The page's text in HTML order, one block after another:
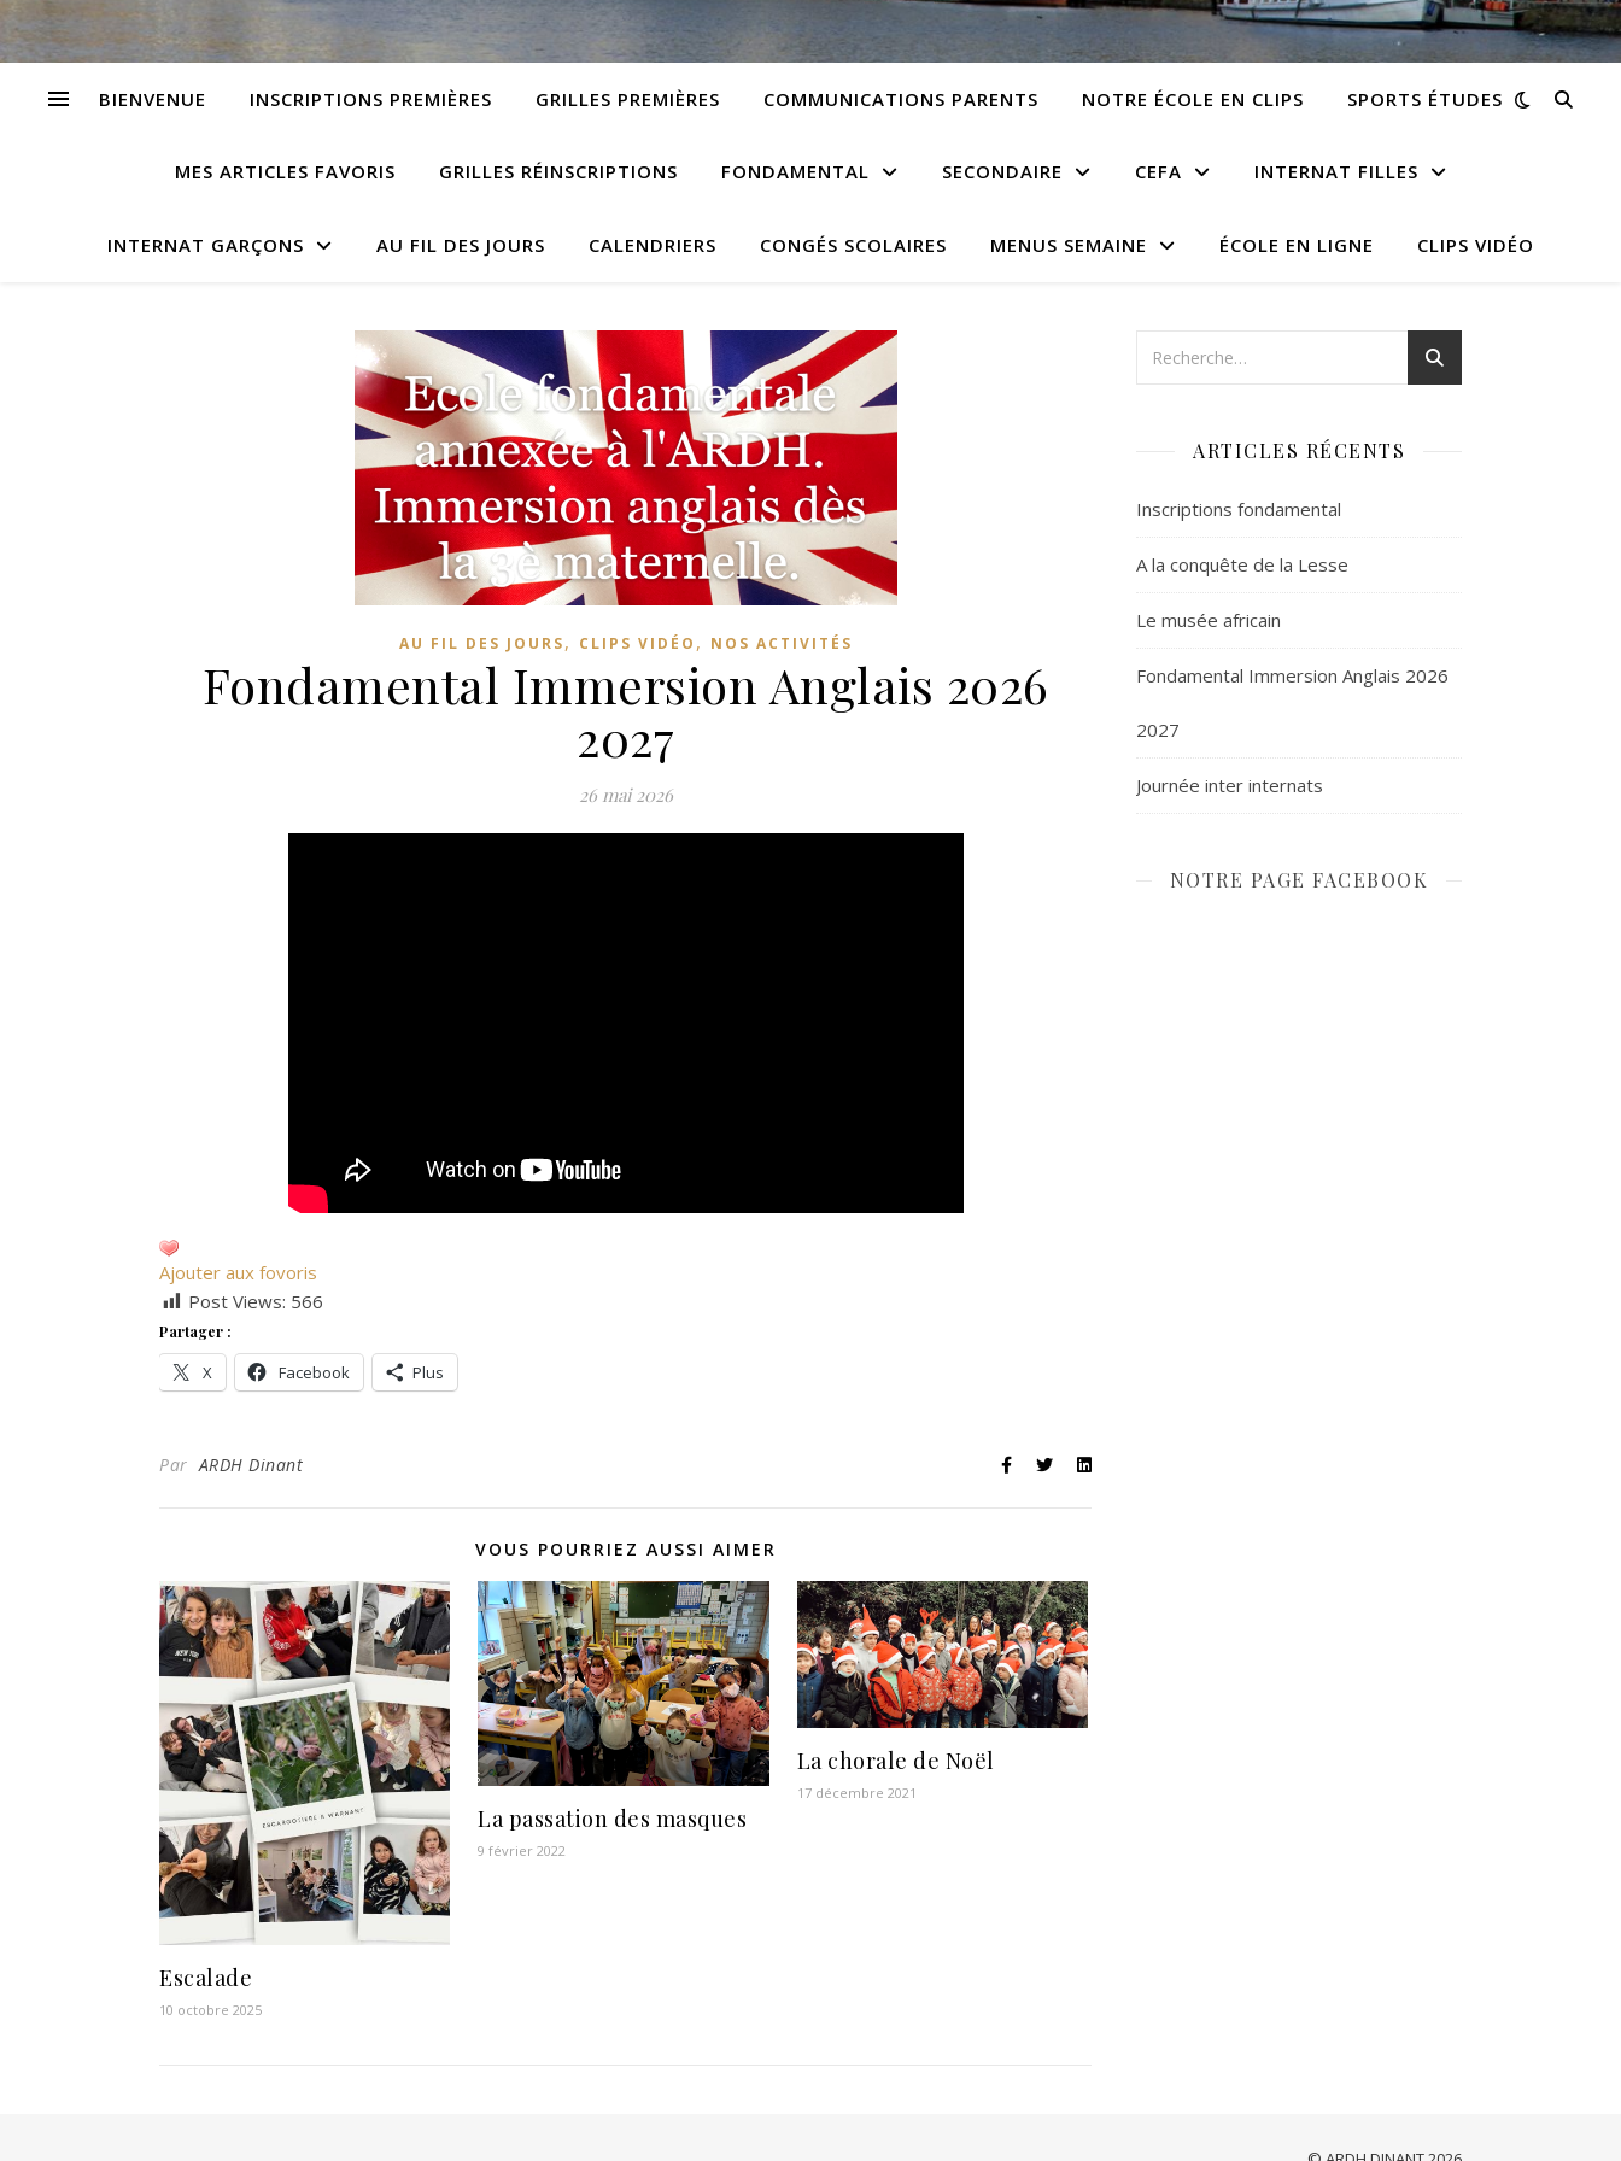
BIENVENUE INSCRIPTIONS PREMIÈRES GRILLES PREMIÈRES COMMUNICATIONS PARENTS NOTRE ÉCOLE EN CLIPS SPORTS ÉTUDES
MES ARTICLES FAVORIS GRILLES RÉINSCRIPTIONS FONDAMENTAL SECONDAIRE CEFA INTERNAT FILLES
INTERNAT GARÇONS AU FIL DES JOURS CALENDRIERS CONGÉS SCOLAIRES MENUS SEMAINE ÉCOLE EN LIGNE CLIPS VIDÉO
AU FIL DES JOURS, CLIPS VIDÉO , NOS ACTIVITÉS
Fondamental Immersion Anglais 2026
2027
26 mai 2026
Ajouter aux fovoris
Post Views: 566
Partager :
X Facebook Plus
ParARDH Dinant
VOUS POURRIEZ AUSSI AIMER
Escalade
10 octobre 2025
La passation des masques
9 février 2022
La chorale de Noël
17 décembre 2021
ARTICLES RÉCENTS
Inscriptions fondamental
A la conquête de la Lesse
Le musée africain
Fondamental Immersion Anglais 2026
2027
Journée inter internats
NOTRE PAGE FACEBOOK